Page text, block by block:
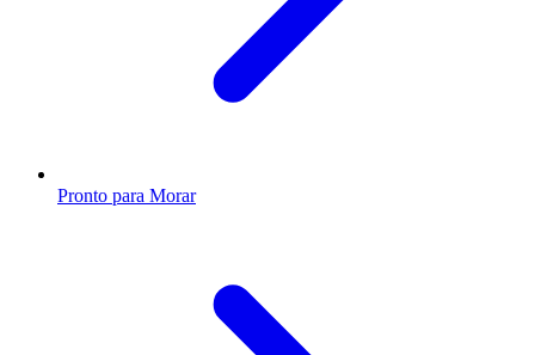
Pronto para Morar